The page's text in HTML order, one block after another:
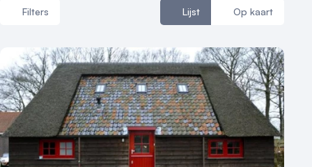
Filters Lijst Op kaart
Aantal zalen
1 - 5 zalen
6 - 10 zalen
10 of meer zalen
Aantal personen